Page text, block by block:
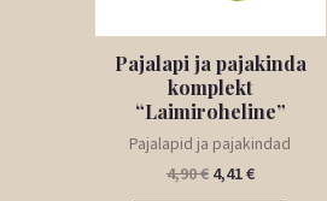
Pajalapi ja pajakinda
komplekt
“Laimiroheline”
Pajalapid ja pajakindad
4,90€ 4,41€